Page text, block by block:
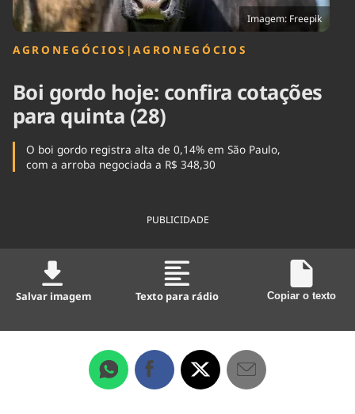
Imagem: Freepik
AGRONEGÓCIOS |AGRONEGÓCIOS
Boi gordo hoje: confira cotações
para quinta (28)
O boi gordo registra alta de 0,14% em São Paulo,
com a arroba negociada a R$ 348,30
PUBLICIDADE
Salvar imagem Texto para rádio Copiar o texto